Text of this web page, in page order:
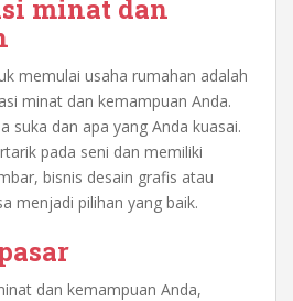
minat dan
memulai usaha rumahan adalah
minat dan kemampuan Anda.
suka dan apa yang Anda kuasai.
pada seni dan memiliki
bisnis desain grafis atau
menjadi pilihan yang baik.
dan kemampuan Anda,